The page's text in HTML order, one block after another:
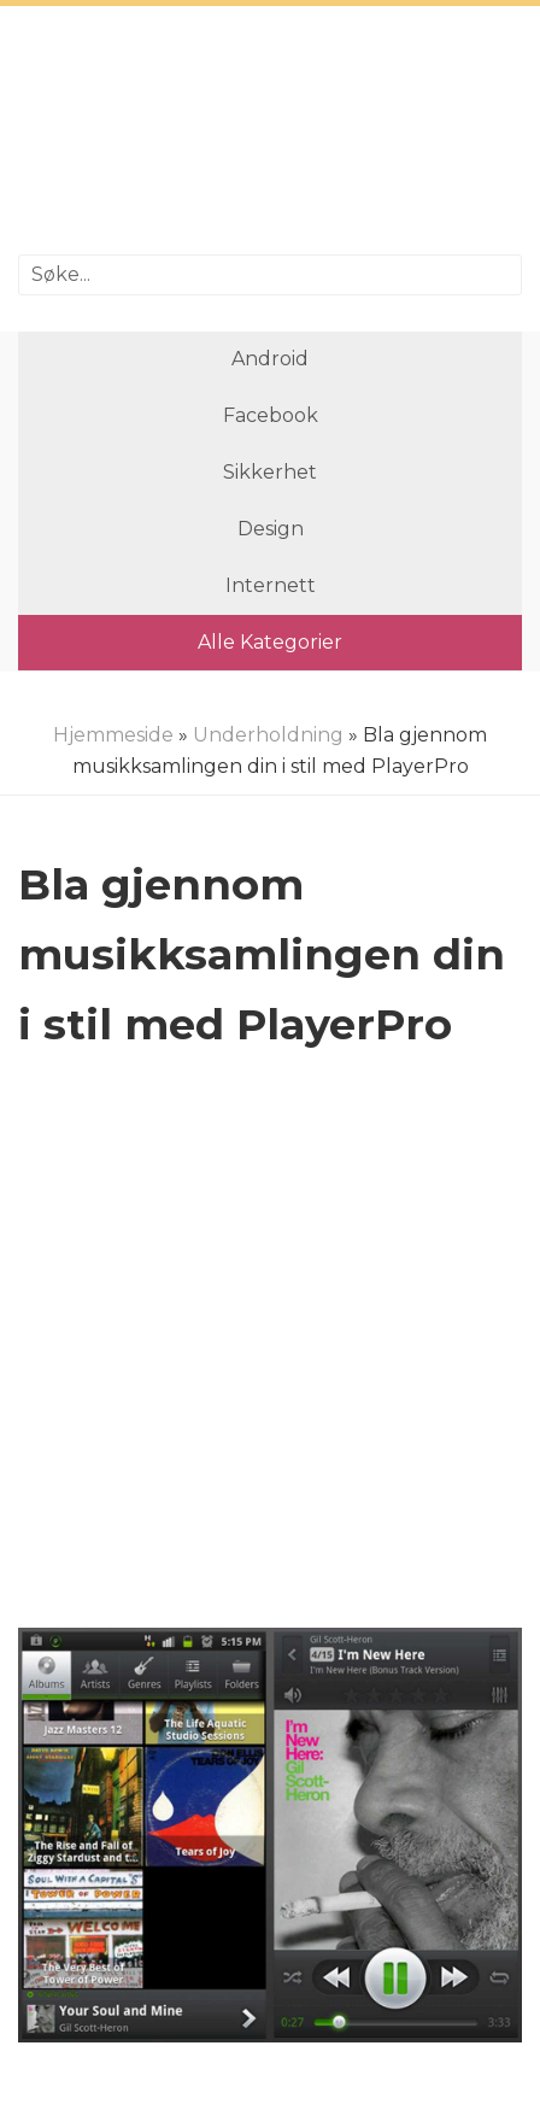
Android
Facebook
Sikkerhet
Design
Internett
Alle Kategorier
Hjemmeside » Underholdning » Bla gjennom
musikksamlingen din i stil med PlayerPro
Bla gjennom
musikksamlingen din
i stil med PlayerPro